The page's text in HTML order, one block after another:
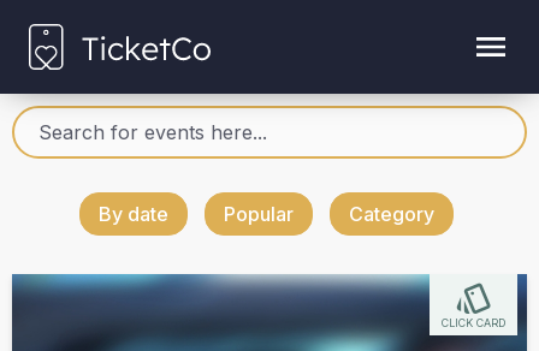
By date Popular Category
CLICK CARD